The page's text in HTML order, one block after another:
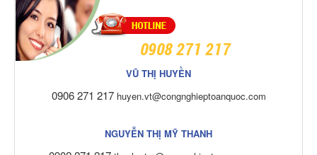
0908 271 217
VŨ THỊ HUYỀN
0906 271 217 huyen.vt@congnghieptoanquoc.com
NGUYỄN THỊ MỸ THANH